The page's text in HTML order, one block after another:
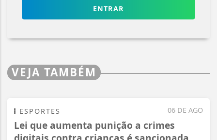
ENTRAR
VEJA TAMBÉM
06 DE AGO
ESPORTES
Lei que aumenta punição a crimes